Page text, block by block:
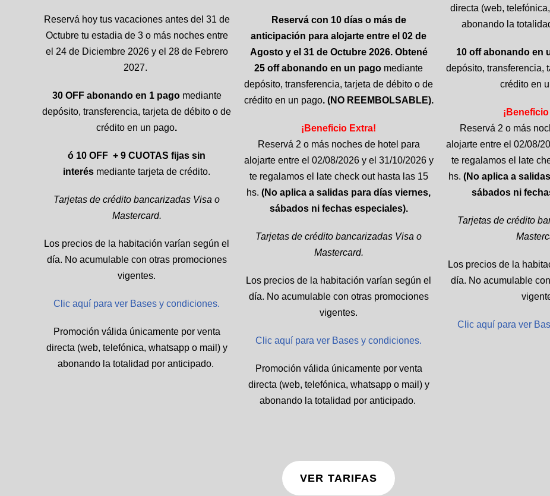
Reservá hoy tus vacaciones antes del 31 de
Octubre tu estadia de 3 o más noches entre
el 24 de Diciembre 2026 y el 28 de Febrero
2027.
30 OFF abonando en 1 pagomediante
depósito, transferencia, tarjeta de débito o de
crédito en un pago.
ó 10 OFF + 9 CUOTAS fijas sin
interés mediante tarjeta de crédito.
Tarjetas de crédito bancarizadas Visa o
Mastercard.
Los precios de la habitación varían según el
día. No acumulable con otras promociones
vigentes.
Clic aquí para ver Bases y condiciones.
Promoción válida únicamente por venta
directa (web, telefónica, whatsapp o mail) y
abonando la totalidad por anticipado.
Reservá con 10 días o más de
anticipación para alojarte entre el 02 de
Agosto y el 31 de Octubre 2026. Obtené
25 off abonando en un pago mediante
depósito, transferencia, tarjeta de débito o de
crédito en un pago. (NO REEMBOLSABLE).
¡Beneficio Extra!
Reservá 2 o más noches de hotel para
alojarte entre el 02/08/2026 y el 31/10/2026 y
te regalamos el late check out hasta las 15
hs. (No aplica a salidas para días viernes,
sábados ni fechas especiales).
Tarjetas de crédito bancarizadas Visa o
Mastercard.
Los precios de la habitación varían según el
día. No acumulable con otras promociones
vigentes.
Clic aquí para ver Bases y condiciones.
Promoción válida únicamente por venta
directa (web, telefónica, whatsapp o mail) y
abonando la totalidad por anticipado.
directa (web,
abonando la
10 off abonando en
depósito, transferencia,
crédito en
Reservá 2 o más
alojarte entre el 02/08/
te regalamos el late
hs. (No aplica a
sábados ni
Tarjetas de crédito
Los precios de la
día. No acumulable
Clic aquí para ver
VER TARIFAS